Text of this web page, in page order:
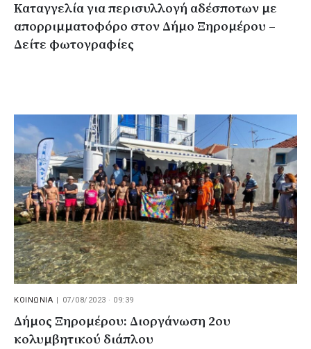
Καταγγελία για περισυλλογή αδέσποτων με
απορριμματοφόρο στον Δήμο Ξηρομέρου –
Δείτε φωτογραφίες
ΚΟΙΝΩΝΙΑ 07/08/2023 · 09:39
Δήμος Ξηρομέρου: Διοργάνωση 2ου
κολυμβητικού διάπλου